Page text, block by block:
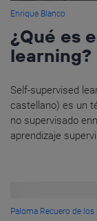
Enrique Blanco
¿Qué es
learning?
Self-supervised
castellano) es un
no supervisado
aprendizaje
Paloma Recuero de los